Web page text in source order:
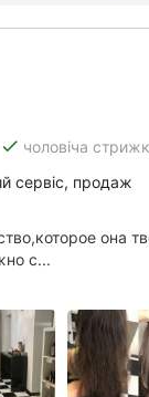
done чоловіча
сервіс, продаж
она
с...